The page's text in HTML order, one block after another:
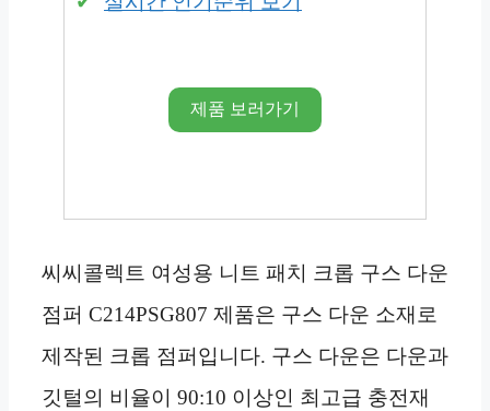
제품 보러가기
씨씨콜렉트 여성용 니트 패치 크롭 구스 다운
점퍼 C214PSG807 제품은 구스 다운 소재로
제작된 크롭 점퍼입니다. 구스 다운은 다운과
깃털의 비율이 90:10 이상인 최고급 충전재